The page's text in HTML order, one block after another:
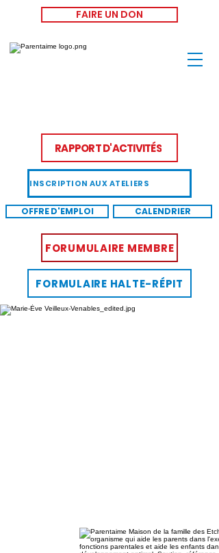
OFFRE D'EMPLOI CALENDRIER
FAIRE UN DON
RAPPORT D'ACTIVITÉS
FORUMULAIRE MEMBRE
FORMULAIRE HALTE-RÉPIT
INSCRIPTION AUX ATELIERS